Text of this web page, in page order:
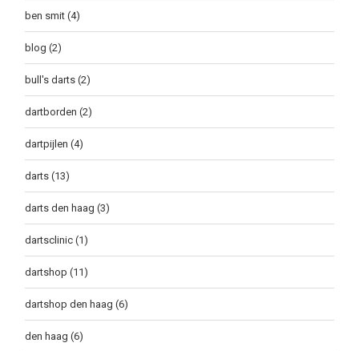
ben smit (4)
blog (2)
bull's darts (2)
dartborden (2)
dartpijlen (4)
darts (13)
darts den haag (3)
dartsclinic (1)
dartshop (11)
dartshop den haag (6)
den haag (6)